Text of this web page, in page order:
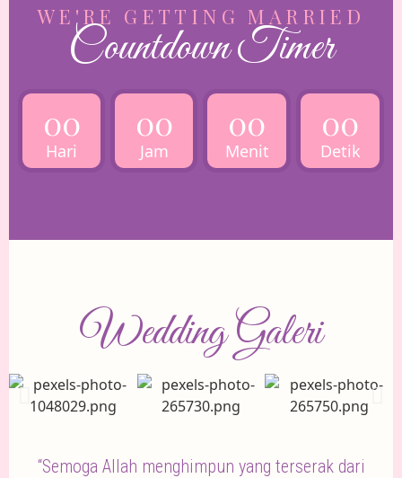
WE'RE GETTING MARRIED
Countdown Timer
00
Hari
00
Jam
00
Menit
00
Detik
Wedding Galeri
“Semoga Allah menghimpun yang terserak dari